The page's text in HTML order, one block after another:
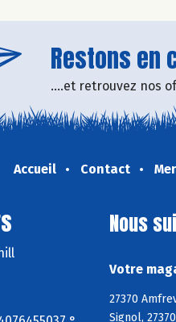
Restons en
....et retrouvez nos
Accueil Contact
Nous
Votre
27370
Signol,